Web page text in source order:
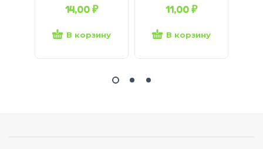
14,00₽
В корзину
11,00₽
В корзину